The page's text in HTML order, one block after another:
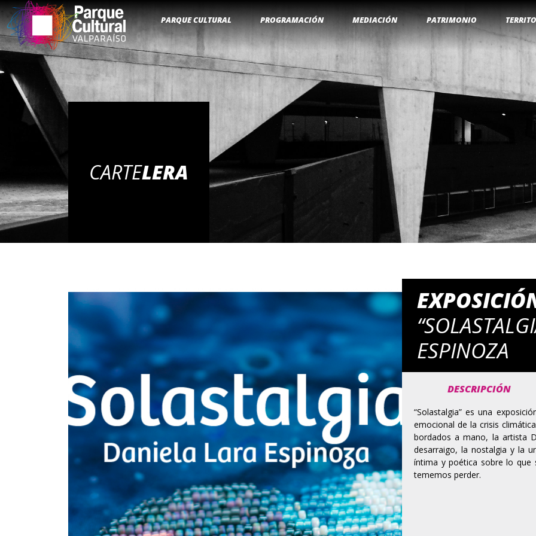
PARQUE CULTURAL PROGRAMACIÓN MEDIACIÓN PATRIMONIO
CARTELERA
ESPINOZA
DESCRIPCIÓN
“Solastalgia” es una
emocional de la crisis
bordados a mano, la artista
desarraigo, la nostalgia y la
íntima y poética sobre lo
tememos perder.